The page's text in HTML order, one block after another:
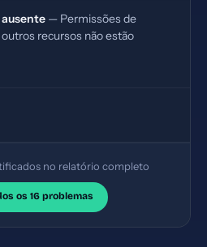
— Permissões de
recursos não estão
no relatório completo
os 16 problemas